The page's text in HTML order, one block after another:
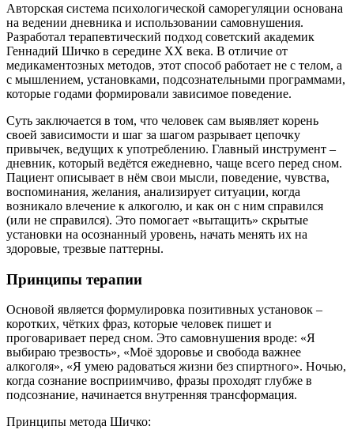
Авторская система психологической саморегуляции основана
на ведении дневника и использовании самовнушения.
Разработал терапевтический подход советский академик
Геннадий Шичко в середине XX века. В отличие от
медикаментозных методов, этот способ работает не с телом, а
с мышлением, установками, подсознательными программами,
которые годами формировали зависимое поведение.
Суть заключается в том, что человек сам выявляет корень
своей зависимости и шаг за шагом разрывает цепочку
привычек, ведущих к употреблению. Главный инструмент –
дневник, который ведётся ежедневно, чаще всего перед сном.
Пациент описывает в нём свои мысли, поведение, чувства,
воспоминания, желания, анализирует ситуации, когда
возникало влечение к алкоголю, и как он с ним справился
(или не справился). Это помогает «вытащить» скрытые
установки на осознанный уровень, начать менять их на
здоровые, трезвые паттерны.
Принципы терапии
Основой является формулировка позитивных установок –
коротких, чётких фраз, которые человек пишет и
проговаривает перед сном. Это самовнушения вроде: «Я
выбираю трезвость», «Моё здоровье и свобода важнее
алкоголя», «Я умею радоваться жизни без спиртного». Ночью,
когда сознание восприимчиво, фразы проходят глубже в
подсознание, начинается внутренняя трансформация.
Принципы метода Шичко: